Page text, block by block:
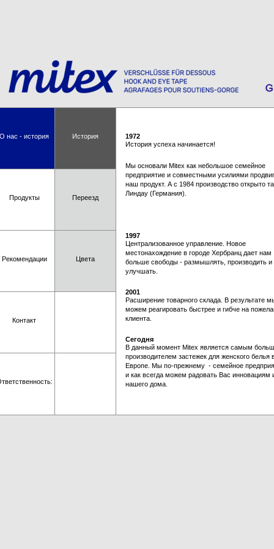
О нас - история
Продукты
Рекомендации
Контакт
История
Переезд
Цвета
1972
История успеха начинается!
Мы основали Mitex как небольшое семейное
предприятие и совместными усилиями
наш продукт. А с 1984 производство открыто
Линдау (Германия).
1997
Централизованное управление. Новое
местонахождение в городе Хербранц дает нам
больше свободы - размышлять, производить и
улучшать.
2001
Расширение товарного склада. В результате
можем реагировать быстрее и гибче на
клиента.
Сегодня
В данный момент Mitex является самым
производителем застежек для женского белья
Европе. Мы по-прежнему - семейное
и как всегда можем радовать Вас инновациям
нашего дома.